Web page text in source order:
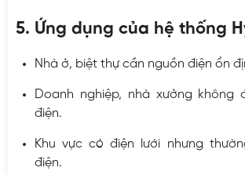
5. Ứng dụng của hệ thống
Nhà ở, biệt thự cần nguồn điện ổn
Doanh nghiệp, nhà xưởng không
điện.
Khu vực có điện lưới nhưng
điện.